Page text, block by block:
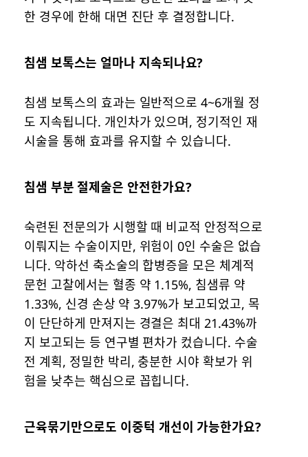
한 경우에 한해 대면 진단 후 결정합니다.
침샘 보톡스는 얼마나 지속되나요?
침샘 보톡스의 효과는 일반적으로 4~6개월 정
도 지속됩니다. 개인차가 있으며, 정기적인 재
시술을 통해 효과를 유지할 수 있습니다.
침샘 부분 절제술은 안전한가요?
숙련된 전문의가 시행할 때 비교적 안정적으로
이뤄지는 수술이지만, 위험이 0인 수술은 없습
니다. 악하선 축소술의 합병증을 모은 체계적
문헌 고찰에서는 혈종 약 1.15%, 침샘류 약
1.33%, 신경 손상 약 3.97%가 보고되었고, 목
이 단단하게 만져지는 경결은 최대 21.43%까
지 보고되는 등 연구별 편차가 컸습니다. 수술
전 계획, 정밀한 박리, 충분한 시야 확보가 위
험을 낮추는 핵심으로 꼽힙니다.
근육묶기만으로도 이중턱 개선이 가능한가요?